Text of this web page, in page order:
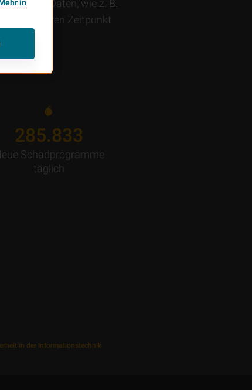
sensible Daten, wie z. B.
späteren Zeitpunkt
302.470
Schadprogramme
täglich
in der Informationstechnik
in